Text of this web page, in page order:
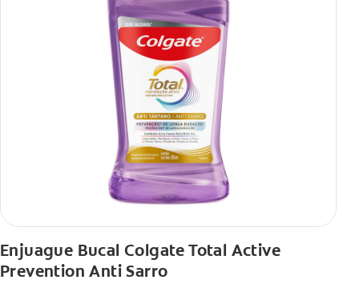
Enjuague Bucal Colgate Total Active
Prevention Anti Sarro